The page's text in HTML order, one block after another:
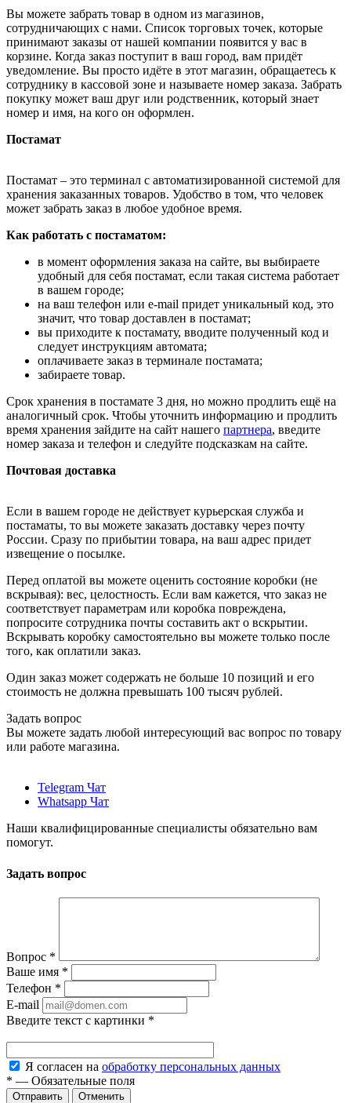
Вы можете забрать товар в одном из магазинов,
сотрудничающих с нами. Список торговых точек, которые
принимают заказы от нашей компании появится у вас в
корзине. Когда заказ поступит в ваш город, вам придёт
уведомление. Вы просто идёте в этот магазин, обращаетесь к
сотруднику в кассовой зоне и называете номер заказа. Забрать
покупку может ваш друг или родственник, который знает
номер и имя, на кого он оформлен.
Постамат
Постамат – это терминал с автоматизированной системой для
хранения заказанных товаров. Удобство в том, что человек
может забрать заказ в любое удобное время.
Как работать с постаматом:
в момент оформления заказа на сайте, вы выбираете
удобный для себя постамат, если такая система работает
в вашем городе;
на ваш телефон или e-mail придет уникальный код, это
значит, что товар доставлен в постамат;
вы приходите к постамату, вводите полученный код и
следует инструкциям автомата;
оплачиваете заказ в терминале постамата;
забираете товар.
Срок хранения в постамате 3 дня, но можно продлить ещё на
аналогичный срок. Чтобы уточнить информацию и продлить
время хранения зайдите на сайт нашего партнера, введите
номер заказа и телефон и следуйте подсказкам на сайте.
Почтовая доставка
Если в вашем городе не действует курьерская служба и
постаматы, то вы можете заказать доставку через почту
России. Сразу по прибытии товара, на ваш адрес придет
извещение о посылке.
Перед оплатой вы можете оценить состояние коробки (не
вскрывая): вес, целостность. Если вам кажется, что заказ не
соответствует параметрам или коробка повреждена,
попросите сотрудника почты составить акт о вскрытии.
Вскрывать коробку самостоятельно вы можете только после
того, как оплатили заказ.
Один заказ может содержать не больше 10 позиций и его
стоимость не должна превышать 100 тысяч рублей.
Задать вопрос
Вы можете задать любой интересующий вас вопрос по товару
или работе магазина.
Telegram Чат
Whatsapp Чат
Наши квалифицированные специалисты обязательно вам
помогут.
Задать вопрос
Вопрос *
Ваше имя *
Телефон *
E-mail
Введите текст с картинки *
Я согласен на обработку персональных данных
* — Обязательные поля
Отменить